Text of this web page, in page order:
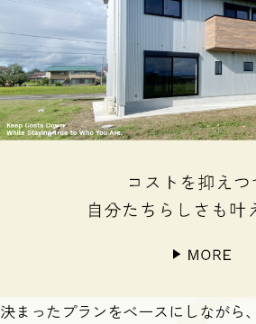
決まったプランをベースにしながら